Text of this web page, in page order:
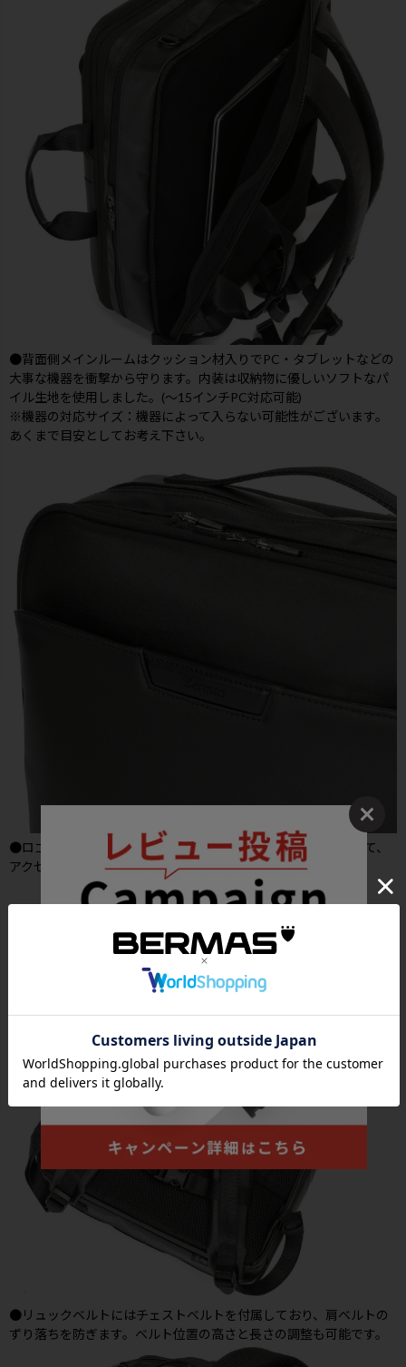
●背面側メインルームはクッション材入りでPC・タブレットなどの
大事な機器を衝撃から守ります。内装は収納物に優しいソフトなパ
イル生地を使用しました。(～15インチPC対応可能)
※機器の対応サイズ：機器によって入らない可能性がございます。
あくまで目安としてお考え下さい。
●ロゴ部分には質感の高い合成皮革にBERMASのロゴを刻印して、
アクセントになっています。
●リュックベルトにはチェストベルトを付属しており、肩ベルトの
ずり落ちを防ぎます。ベルト位置の高さと長さの調整も可能です。